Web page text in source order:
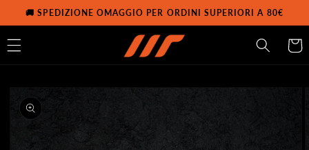
direttamente
ai contenuti
🚚 SPEDIZIONE OMAGGIO PER ORDINI SUPERIORI A 80€
informazioni
sul prodotto